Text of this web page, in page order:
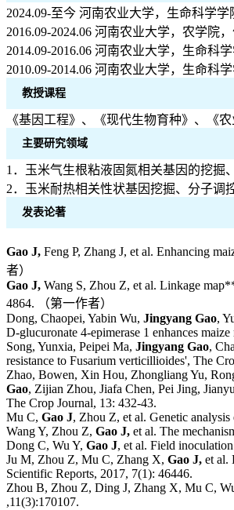
2024.09-至今 河南农业大学，生命科学学
2016.09-2024.06 河南农业大学，农学院
2014.09-2016.06 河南农业大学，生命科
2010.09-2014.06 河南农业大学，生命科
教授课程
《基因工程》、《现代生物育种》、《农
主要研究领域
1．玉米气生根粘液固氮相关基因的挖掘
2．玉米耐热相关性状基因挖掘、分子调
发表论著
Gao J, Feng P, Zhang J, et al. Enhancing
者）
Gao J, Wang S, Zhou Z, et al. Linkage
4864. （第一作者）
Dong, Chaopei, Yabin Wu, Jingyang Gao,
D-glucuronate 4-epimerase 1 enhances
Song, Yunxia, Peipei Ma, Jingyang Gao,
resistance to Fusarium verticillioides', The
Zhao, Bowen, Xin Hou, Zhongliang Yu,
Gao, Zijian Zhou, Jiafa Chen, Pei Jing,
The Crop Journal, 13: 432-43.
Mu C, Gao J, Zhou Z, et al. Genetic analysis
Wang Y, Zhou Z, Gao J, et al. The
Dong C, Wu Y, Gao J, et al. Field
Ju M, Zhou Z, Mu C, Zhang X, Gao J, et al.
Scientific Reports, 2017, 7(1): 46446.
Zhou B, Zhou Z, Ding J, Zhang X, Mu C,
,11(3):170107.